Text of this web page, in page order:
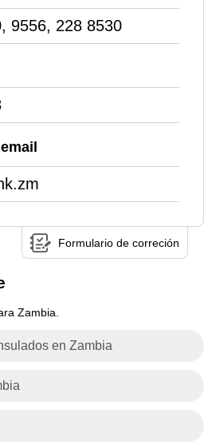
9556, 228 8530
Formulario de correción
Zambia.
en Zambia